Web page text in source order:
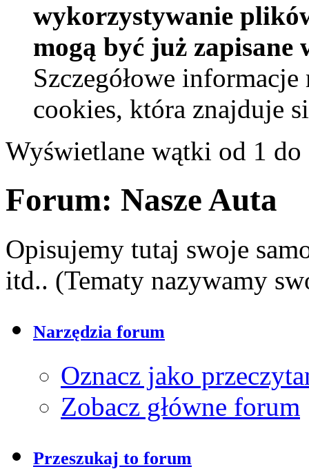
wykorzystywanie
mogą być już
Szczegółowe
cookies, która znajduje
Wyświetlane wątki od 1 do
Forum: Nasze Auta
Opisujemy tutaj swoje
itd.. (Tematy nazywamy
Narzędzia forum
Oznacz jako
Zobacz główne forum
Przeszukaj to forum